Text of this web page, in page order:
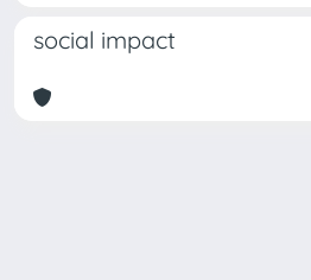
social impact